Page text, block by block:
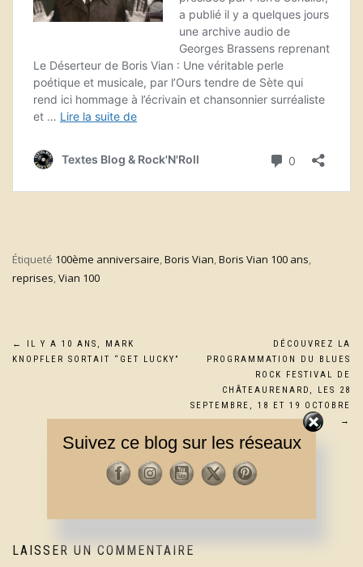
Étiqueté 100ème anniversaire,Boris Vian,Boris Vian 100 ans,
reprises,Vian 100
Navigation
l’article
←
IL Y A 10 ANS, MARK
KNOPFLER SORTAIT “GET LUCKY”
DÉCOUVREZ LA
PROGRAMMATION DU BLUES
ROCK FESTIVAL DE
CHÂTEAURENARD, LES 28
SEPTEMBRE, 18 ET 19 OCTOBRE
→
LAISSER UN COMMENTAIRE
Suivez ce blog sur les réseaux